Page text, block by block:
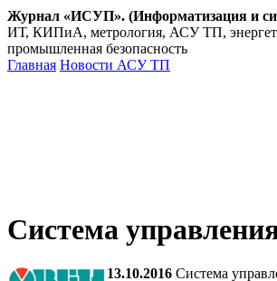
Журнал «ИСУП». (Информатизация и
ИТ, КИПиА, метрология, АСУ ТП,
промышленная безопасность
Главная Новости АСУ ТП
Система
13.10.2016 Система